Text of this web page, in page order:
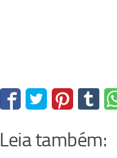
Leia também: